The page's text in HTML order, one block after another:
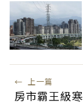
← 上一篇
房市霸王級